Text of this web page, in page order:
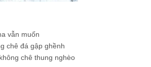
vẫn muốn
chê đá gập ghềnh
chê thung nghèo